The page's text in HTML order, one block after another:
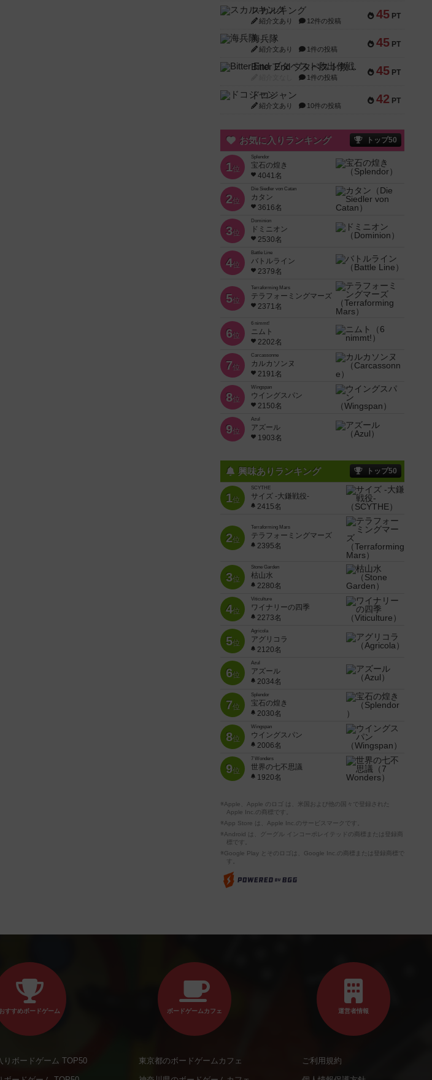
45 PT
スカルキング
紹介文あり 12件の投稿
45 PT
海兵隊
紹介文あり 1件の投稿
45 PT
Bitter End ブタペスト救出作戦
1件の投稿
42 PT
ドコジャン
紹介文あり 10件の投稿
お気に入りランキング トップ50
1位
Splendor
宝石の煌き
4041名
2位
Die Siedler von Catan
カタン
3616名
3位
Dominion
ドミニオン
2530名
4位
Battle Line
バトルライン
2379名
5位
Terraforming Mars
テラフォーミングマーズ
2371名
6位
6 nimmt!
ニムト
2202名
7位
Carcassonne
カルカソンヌ
2191名
8位
Wingspan
ウイングスパン
2150名
9位
Azul
アズール
1903名
興味ありランキング トップ50
1位
SCYTHE
サイズ -大鎌戦役-
2415名
2位
Terraforming Mars
テラフォーミングマーズ
2395名
3位
Stone Garden
枯山水
2280名
4位
Viticulture
ワイナリーの四季
2273名
5位
Agricola
アグリコラ
2120名
6位
Azul
アズール
2034名
7位
Splendor
宝石の煌き
2030名
8位
Wingspan
ウイングスパン
2006名
9位
7 Wonders
世界の七不思議
1920名
※Apple、Apple のロゴ は、米国および他の国々で登録された
Apple Inc.の商標です。
※App Store は、Apple Inc.のサービスマークです。
※Android は、グーグル インコーポレイテッドの商標または登録商
標です。
※Google Play とそのロゴは、Google Inc.の商標または登録商標で
す。
おすすめボードゲーム
りボードゲーム TOP50
ボードゲームカフェ
東京都のボードゲームカフェ
運営者情報
ご利用規約